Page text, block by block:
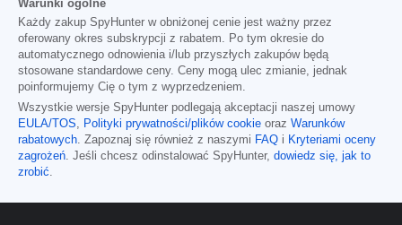
Warunki ogólne
Każdy zakup SpyHunter w obniżonej cenie jest ważny przez
oferowany okres subskrypcji z rabatem. Po tym okresie do
automatycznego odnowienia i/lub przyszłych zakupów będą
stosowane standardowe ceny. Ceny mogą ulec zmianie, jednak
poinformujemy Cię o tym z wyprzedzeniem.
Wszystkie wersje SpyHunter podlegają akceptacji naszej umowy
EULA/TOS, Polityki prywatności/plików cookie oraz Warunków
rabatowych. Zapoznaj się również z naszymi FAQ i Kryteriami oceny
zagrożeń. Jeśli chcesz odinstalować SpyHunter, dowiedz się, jak to
zrobić.